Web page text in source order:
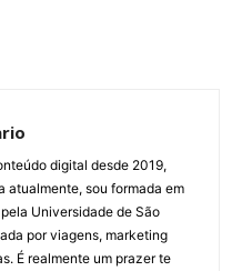
digital desde 2019,
atualmente, sou formada em
Universidade de São
por viagens, marketing
É realmente um prazer te